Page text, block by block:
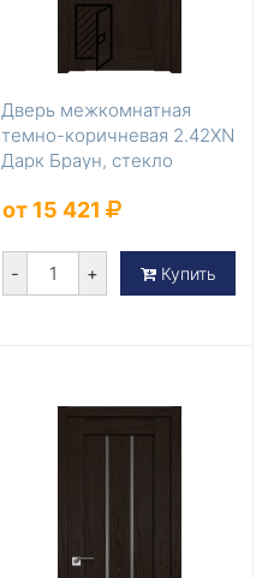
Дверь межкомнатная
темно-коричневая 2.42XN
Дарк Браун, стекло
от 15 421
- + Купить